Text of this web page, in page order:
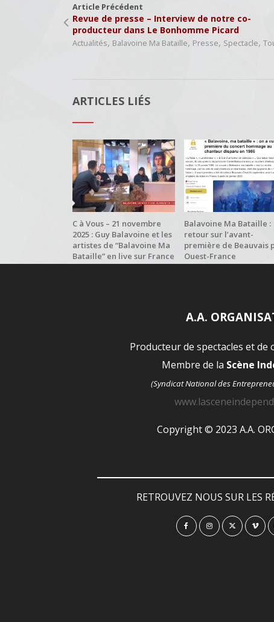
Article Précédent
Revue de presse – Interview de notre co-
producteur dans Le Bonhomme Picard
Actualités, Balavoine Ma Bataille, Presse, Spectacle,
ARTICLES LIÉS
C à Vous – 21 novembre
2025 : Guy Balavoine et les
artistes de “Balavoine Ma
Bataille” en live sur France
5
Balavoine Ma Bataille :
retour sur l’avant-
première de Beauvais
Ouest-France
A.A.
Producteur de spectacles et de
Membre de la Scène
(Syndicat National des
Copyright © 2023 A.A.
RETROUVEZ NOUS SUR LES